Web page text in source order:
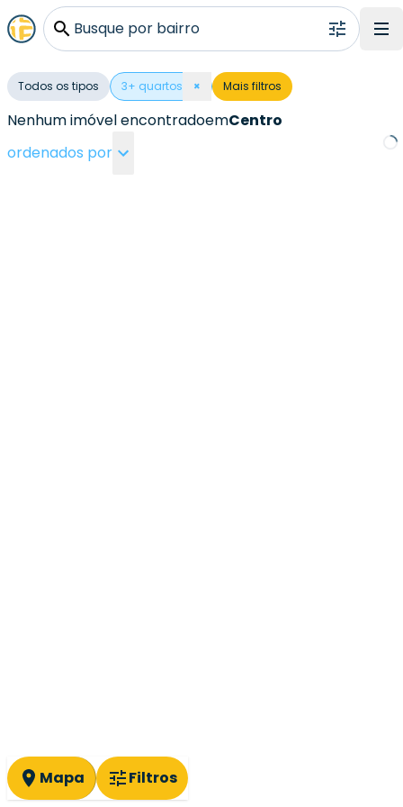
Busque por bairro
Todos os tipos 3+ quartos × Mais filtros
Mapa Filtros
Nenhum imóvel encontradoemCentro
ordenados por